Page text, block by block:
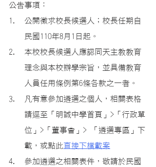
公告事項：
公開徵求校長候選人；校長任期自
民國110年8月1日起。
本校校長候選人應認同天主教教育
理念與本校辦學宗旨，並具備教育
人員任用條例第6條各款之一者。
凡有意參加遴選之個人，相關表格
請逕至「明誠中學首頁」>「行政單
位」>「董事會」> 「遴選專區」下
載，或點此直接下檔載案
參加遴選之相關表件，敬請於民國